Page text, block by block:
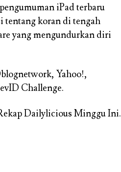
iPad terbaru
tentang koran di tengah
yang mengundurkan diri
Yahoo!,
Challenge.
Dailylicious Minggu Ini.